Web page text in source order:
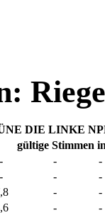
DIE LINKE
gültige Stimmen
- -
-
- -
-
-
-
-
-